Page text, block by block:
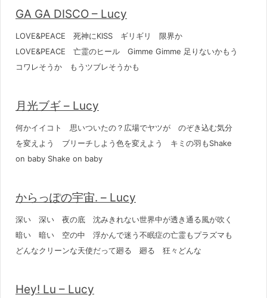
GA GA DISCO – Lucy
LOVE&PEACE 死神にKISS ギリギリ 限界か
LOVE&PEACE 亡霊のヒール Gimme Gimme 足りないかもう
コワレそうか もうツブレそうかも
月光ブギ – Lucy
何かイイコト 思いついたの？広場でヤツが のぞき込む気分
を変えよう ブリーチしよう色を変えよう キミの羽もShake
on baby Shake on baby
からっぽの宇宙. – Lucy
深い 深い 夜の底 沈みきれない世界中が透き通る風が吹く
暗い 暗い 空の中 浮かんで迷う不眠症の亡霊もプラズマも
どんなクリーンな天使だって廻る 廻る 狂々どんな
Hey! Lu – Lucy